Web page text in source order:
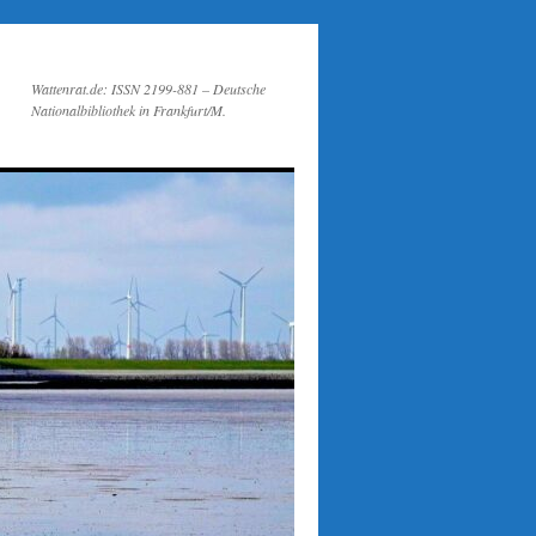
Wattenrat.de: ISSN 2199-881 – Deutsche
Nationalbibliothek in Frankfurt/M.